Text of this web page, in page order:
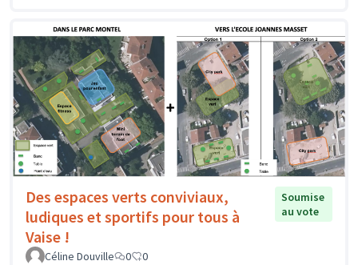
Des espaces verts conviviaux,
ludiques et sportifs pour tous à
Vaise !
Soumise
au vote
Céline Douville 0 0